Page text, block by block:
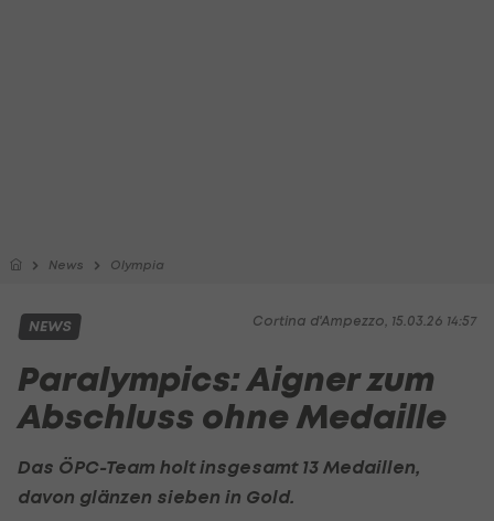
News Olympia
Cortina d'Ampezzo, 15.03.26 14:57
NEWS
Paralympics: Aigner zum
Abschluss ohne Medaille
Das ÖPC-Team holt insgesamt 13 Medaillen,
davon glänzen sieben in Gold.